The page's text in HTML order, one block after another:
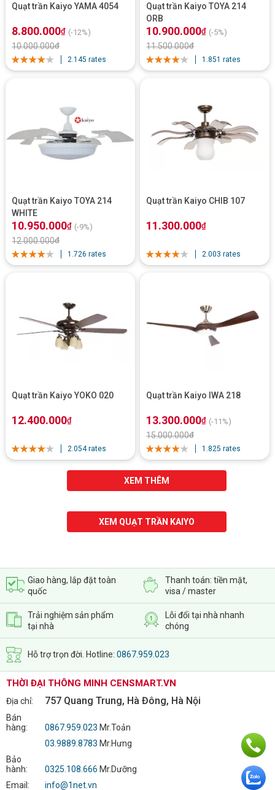
Quạt trần Kaiyo YAMA 4054
8.800.000₫ (-12%)
10.000.000₫
2.145 rates
Quạt trần Kaiyo TOYA 214
ORB
10.900.000₫ (-5%)
11.500.000₫
1.851 rates
Quạt trần Kaiyo TOYA 214
WHITE
10.950.000₫ (-9%)
12.000.000₫
1.726 rates
Quạt trần Kaiyo CHIB 107
11.300.000₫
2.003 rates
Quạt trần Kaiyo YOKO 020
12.400.000₫
2.054 rates
Quạt trần Kaiyo IWA 218
13.300.000₫ (-11%)
15.000.000₫
1.825 rates
XEM THÊM
XEM QUẠT TRẦN KAIYO
Giao hàng, lắp đặt toàn
quốc
Thanh toán: tiền mặt,
visa / master
Trải nghiệm sản phẩm
tại nhà
Lỗi đổi tại nhà nhanh
chóng
Hỗ trợ trọn đời. Hotline: 0867.959.023
THỜI ĐẠI THÔNG MINH CENSMART.VN
Địa chỉ: 757 Quang Trung, Hà Đông, Hà Nội
Bán
hàng:
0867.959.023 Mr.Toản
03.9889.8783 Mr.Hưng
Bảo
hành:
0325.108.666 Mr.Dưỡng
Email:
info@1net.vn